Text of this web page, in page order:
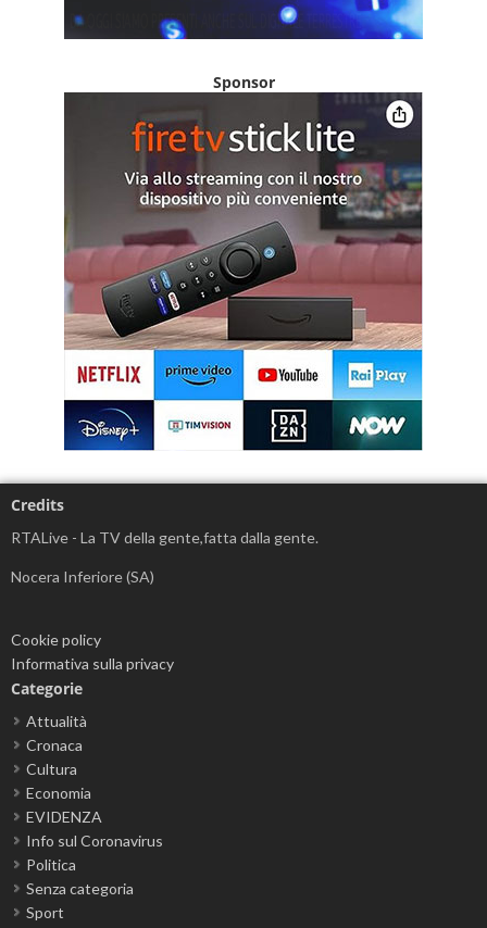
Sponsor
Credits
RTALive - La TV della gente,fatta dalla gente.
Nocera Inferiore (SA)
Cookie policy
Informativa sulla privacy
Categorie
Attualità
Cronaca
Cultura
Economia
EVIDENZA
Info sul Coronavirus
Politica
Senza categoria
Sport